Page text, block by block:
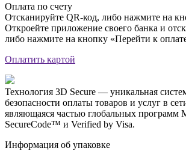
Оплата по счету
Отсканируйте QR-код, либо нажмите на
Откроейте приложение своего банка и
либо нажмите на кнопку «Перейти к
Оплатить картой
Технология 3D Secure — уникальная
безопасности оплаты товаров и услуг в
являющаяся частью глобальных программ
SecureCode™ и Verified by Visa.
Информация об упаковке